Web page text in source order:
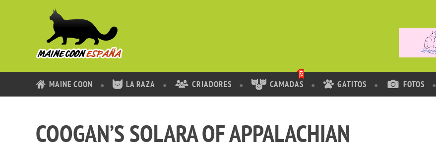
MAINE COON LA RAZA CRIADORES CAMADAS GATITOS FOTOS
COOGAN’S SOLARA OF APPALACHIAN